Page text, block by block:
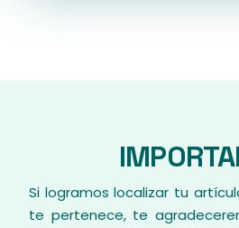
Si logramos localizar tu
te pertenece, te